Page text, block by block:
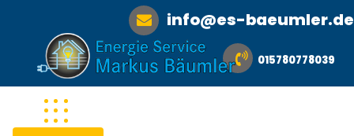
info@es-baeumler.de
015780778039